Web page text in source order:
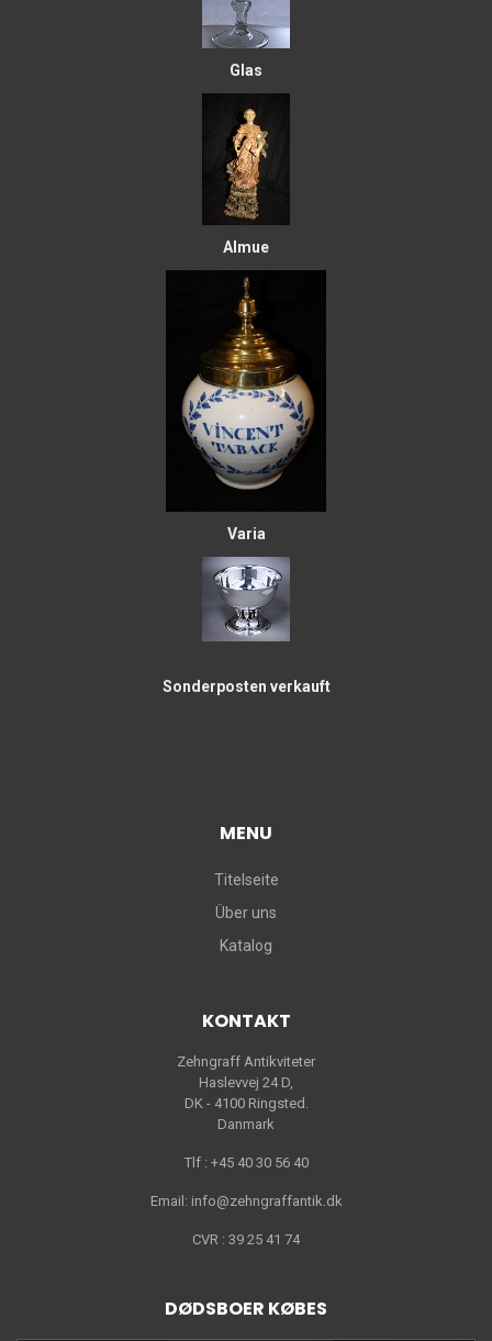
Glas
Almue
Varia
Sonderposten verkauft
MENU
Titelseite
Über uns
Katalog
KONTAKT
Zehngraff Antikviteter
Haslevvej 24 D,
DK - 4100 Ringsted.
Danmark
Tlf : +45 40 30 56 40
Email: info@zehngraffantik.dk
CVR : 39 25 41 74
DØDSBOER KØBES